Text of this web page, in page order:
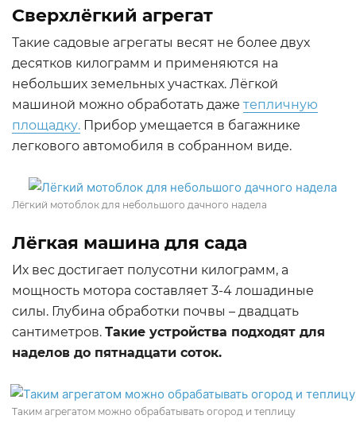
Сверхлёгкий агрегат
Такие садовые агрегаты весят не более двух
десятков килограмм и применяются на
небольших земельных участках. Лёгкой
машиной можно обработать даже тепличную
площадку. Прибор умещается в багажнике
легкового автомобиля в собранном виде.
Лёгкий мотоблок для небольшого дачного надела
Лёгкая машина для сада
Их вес достигает полусотни килограмм, а
мощность мотора составляет 3-4 лошадиные
силы. Глубина обработки почвы – двадцать
сантиметров. Такие устройства подходят для
наделов до пятнадцати соток.
Таким агрегатом можно обрабатывать огород и теплицу